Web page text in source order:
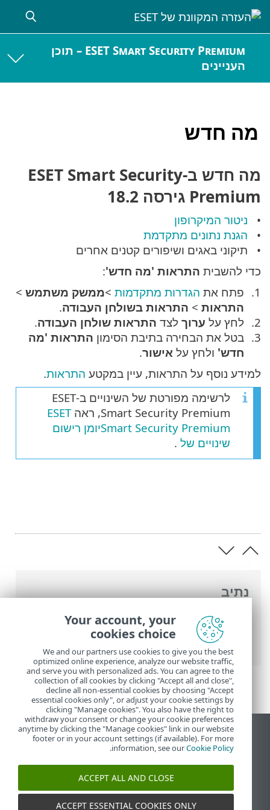
ESET Smart Security Premium – תוכן
העניינים
מה חדש
נתיב
העזרה המקוונת של ESET >
ESET Smart
Security Premium
>
ESET Smart Security
Premium > מה חדש
מה חדש ב-ESET Smart Security
Premium גירסה 18.2
ניטור המיקרופון
הגנת נתונים מתקדמת
תיקוני באגים ושיפורים קטנים אחרים
כדי להשבית התראות 'מה חדש':
פתח את הגדרות מתקדמות >ממשק משתמש >
התראות > התראות בשולחן העבודה.
לחץ על ערוך לצד התראות שולחן העבודה.
בטל את הבחירה בתיבת הסימון התראות 'מה
חדש' ולחץ על אישור.
למידע נוסף על התראות, עיין במקטע התראות.
לרשימה מפורטת של השינויים ב-ESET
Smart Security Premium, ראה
ESET
Smart Security Premiumיומן רישום
שינויים של .
הצג את האתר למחשב
End of Life
מאגר הידע של ESET
ESET Status Portal
Your account, your
cookies choice
We and our partners use cookies to give you the best
optimized online experience, analyze our website traffic,
and serve you with personalized ads. You can agree to the
collection of all cookies by clicking "Accept all and close",
decline all non-essential cookies by choosing "Accept
essential cookies only", or adjust your cookie settings by
clicking "Manage cookies". You also have the right to
withdraw your consent or change your cookie preferences
anytime by clicking the "Manage cookies" link in our website
footer or in your account settings (if available). For more
information, see ourCookie Policy
.
ACCEPT ALL AND CLOSE
ACCEPT ESSENTIAL COOKIES ONLY